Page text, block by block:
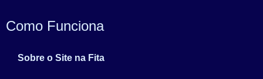
Como Funciona
Sobre o Site na Fita